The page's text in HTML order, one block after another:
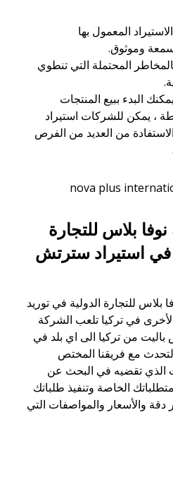
المعمول بها
وموثوق.
المحتملة التي تنطوي
البدء ببيع المنتجات
، يمكن للشركات استيراد
من العديد من الفرص
بلاس للتجارة
استيرادسترتش
للتجارة الدولية في توريد
في تركيا تلعب الشركة
من تركيا الى اي بلد في
مع فريقنا المختص
الذي تقضيه في البحث عن
الخاصة وتنفيذ طلباتك
والأسعار والمواصفات التي